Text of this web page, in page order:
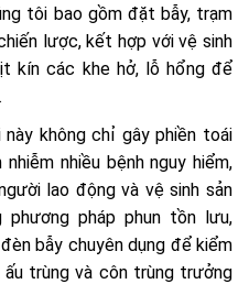
tôi bao gồm đặt bẫy, trạm
lược, kết hợp với vệ sinh
kín các khe hở, lỗ hổng để
này không chỉ gây phiền toái
nhiều bệnh nguy hiểm,
lao động và vệ sinh sản
phương pháp phun tồn lưu,
bẫy chuyên dụng để kiểm
trùng và côn trùng trưởng